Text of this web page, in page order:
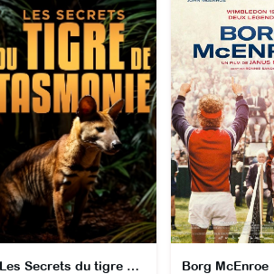
Les Secrets du tigre de Tasmanie Borg McEnroe